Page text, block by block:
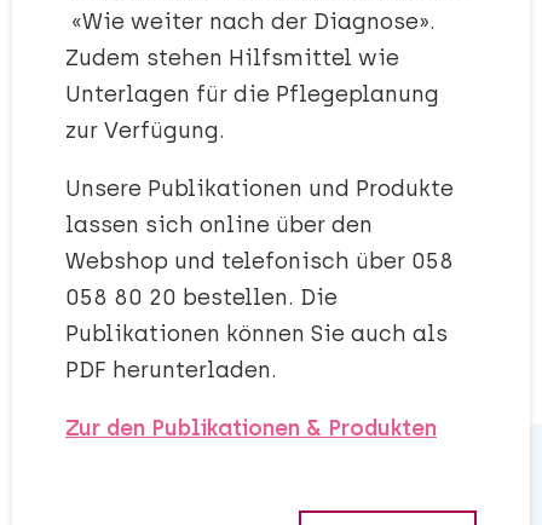
«Wie weiter nach der Diagnose».
Zudem stehen Hilfsmittel wie
Unterlagen für die Pflegeplanung
zur Verfügung.
Unsere Publikationen und Produkte
lassen sich online über den
Webshop und telefonisch über 058
058 80 20 bestellen. Die
Publikationen können Sie auch als
PDF herunterladen.
Zur den Publikationen & Produkten